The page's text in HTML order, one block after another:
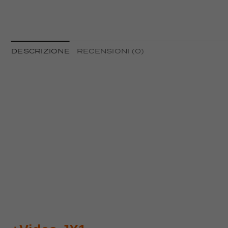
DESCRIZIONE RECENSIONI (0)